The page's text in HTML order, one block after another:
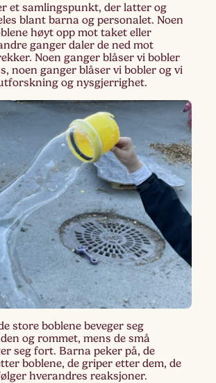
et samlingspunkt, der latter og
blant barna og personalet. Noen
høyt opp mot taket eller
ganger daler de ned mot
Noen ganger blåser vi bobler
noen ganger blåser vi bobler og vi
og nysgjerrighet.
store boblene beveger seg
og rommet, mens de små
seg fort. Barna peker på, de
boblene, de griper etter dem, de
hverandres reaksjoner.